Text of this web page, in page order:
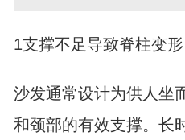
1支撑不足导致脊柱变形
沙发通常设计为供人坐
和颈部的有效支撑。长